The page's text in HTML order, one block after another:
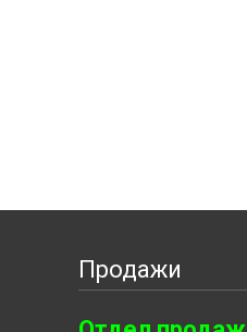
Продажи